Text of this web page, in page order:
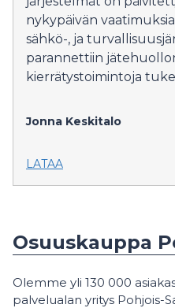
nykypäivän
sähkö-, ja
parannettiin
kierrätystoimintoja
Jonna Keskitalo
LATAA
Osuuskauppa
Olemme yli 130 000
palvelualan yritys Pohjois-